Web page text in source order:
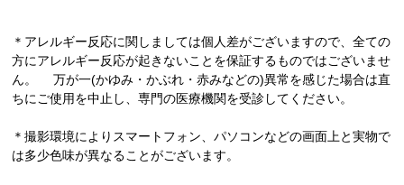
＊アレルギー反応に関しましては個人差がございますので、全ての
方にアレルギー反応が起きないことを保証するものではございませ
ん。 万が一(かゆみ・かぶれ・赤みなどの)異常を感じた場合は直
ちにご使用を中止し、専門の医療機関を受診してください。
＊撮影環境によりスマートフォン、パソコンなどの画面上と実物で
は多少色味が異なることがございます。